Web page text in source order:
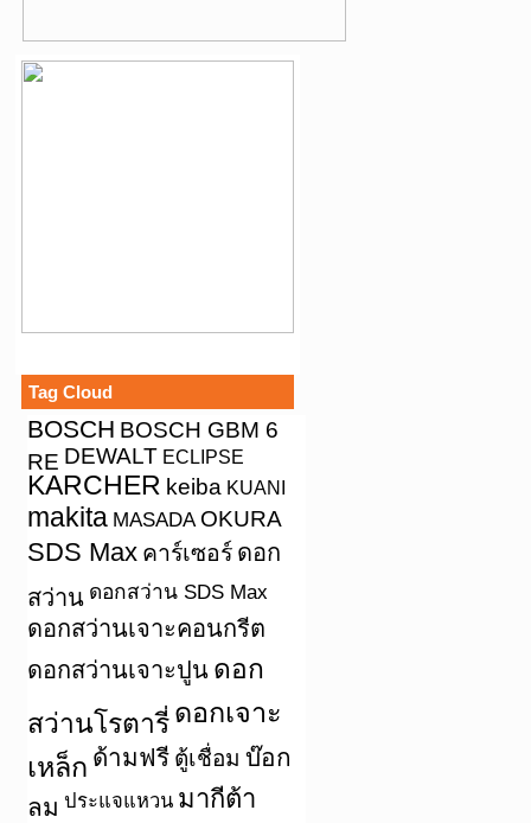
Tag Cloud
BOSCH BOSCH GBM 6
RE DEWALT ECLIPSE
KARCHER keiba KUANI
makita MASADA OKURA
SDS Max คาร์เซอร์ ดอก
สว่าน ดอกสว่าน SDS Max
ดอกสว่านเจาะคอนกรีต
ดอกสว่านเจาะปูน ดอก
สว่านโรตารี่ ดอกเจาะ
เหล็ก ด้ามฟรี ตู้เชื่อม บ๊อก
ลม ประแจแหวน มากีต้า